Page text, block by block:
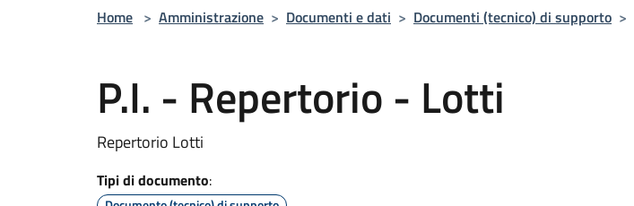
Home > Amministrazione > Documenti e dati > Documenti (tecnico) di supporto >
P.I. - Repertorio - Lotti
Repertorio Lotti
Tipi di documento: